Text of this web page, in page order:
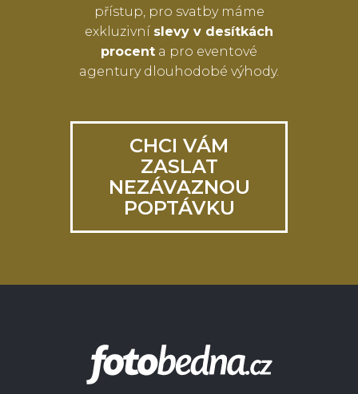
přístup, pro svatby máme
exkluzivní slevy v desítkách
procent a pro eventové
agentury dlouhodobé výhody.
CHCI VÁM
ZASLAT
NEZÁVAZNOU
POPTÁVKU